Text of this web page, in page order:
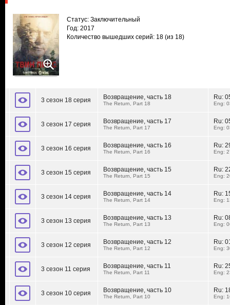
Статус: Заключительный
Год: 2017
Количество вышедших серий: 18 (из 18)
3 сезон 18 серия Возвращение, часть 18
The Return, Part 18
Ru:
Eng:
3 сезон 17 серия Возвращение, часть 17
The Return, Part 17
Ru:
Eng:
3 сезон 16 серия Возвращение, часть 16
The Return, Part 16
Ru:
Eng:
3 сезон 15 серия Возвращение, часть 15
The Return, Part 15
Ru:
Eng:
3 сезон 14 серия Возвращение, часть 14
The Return, Part 14
Ru:
Eng:
3 сезон 13 серия Возвращение, часть 13
The Return, Part 13
Ru:
Eng:
3 сезон 12 серия Возвращение, часть 12
The Return, Part 12
Ru:
Eng:
3 сезон 11 серия Возвращение, часть 11
The Return, Part 11
Ru:
Eng:
3 сезон 10 серия Возвращение, часть 10
The Return, Part 10
Ru:
Eng: